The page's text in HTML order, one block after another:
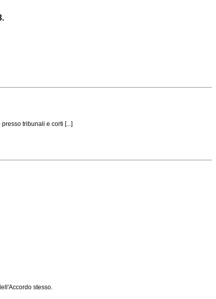
tribunali e corti [...]
stesso.